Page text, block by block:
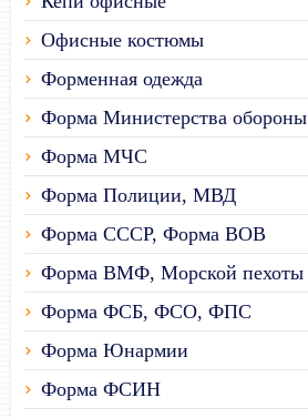
Офисные костюмы
Форменная одежда
Форма Министерства обороны
Форма МЧС
Форма Полиции, МВД
Форма СССР, Форма ВОВ
Форма ВМФ, Морской пехоты
Форма ФСБ, ФСО, ФПС
Форма Юнармии
Форма ФСИН